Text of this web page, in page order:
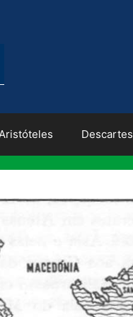
Descartes